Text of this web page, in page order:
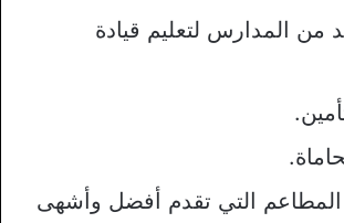
من المدارس لتعليم قيادة
المطاعم التي تقدم أفضل وأشهى